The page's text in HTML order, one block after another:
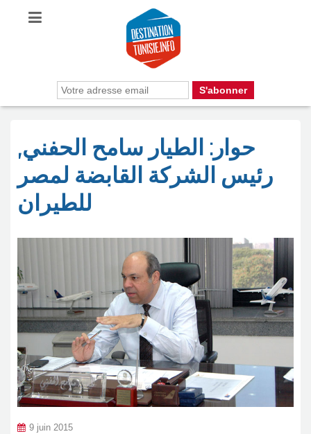
حوار: الطيار سامح الحفني,
رئيس الشركة القابضة لمصر
للطيران
9 juin 2015